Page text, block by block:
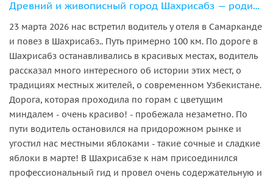
Древний и живописный город Шахрисабз — родина Тамерлана
23 марта 2026 нас встретил водитель у отеля в Самарканде
и повез в Шахрисабз.. Путь примерно 100 км. По дороге в
Шахрисабз останавливались в красивых местах, водитель
рассказал много интересного об истории этих мест, о
традициях местных жителей, о современном Узбекистане.
Дорога, которая проходила по горам с цветущим
миндалем - очень красиво! - пробежала незаметно. По
пути водитель остановился на придорожном рынке и
угостил нас местными яблоками - такие сочные и сладкие
яблоки в марте! В Шахрисабзе к нам присоединился
профессиональный гид и провел очень содержательную и